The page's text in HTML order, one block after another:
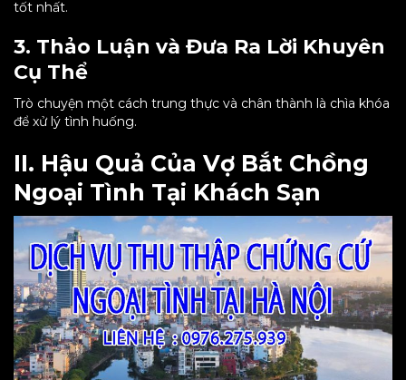
tốt nhất.
3. Thảo Luận và Đưa Ra Lời Khuyên
Cụ Thể
Trò chuyện một cách trung thực và chân thành là chìa khóa
để xử lý tình huống.
II. Hậu Quả Của Vợ Bắt Chồng
Ngoại Tình Tại Khách Sạn